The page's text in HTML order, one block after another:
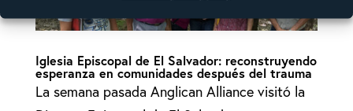
Iglesia Episcopal de El Salvador: reconstruyendo
esperanza en comunidades después del trauma
La semana pasada Anglican Alliance visitó la